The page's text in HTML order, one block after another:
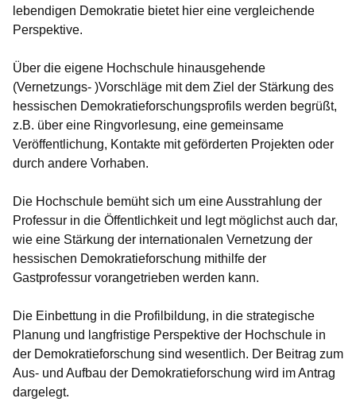
lebendigen Demokratie bietet hier eine vergleichende
Perspektive.
Über die eigene Hochschule hinausgehende
(Vernetzungs- )Vorschläge mit dem Ziel der Stärkung des
hessischen Demokratieforschungsprofils werden begrüßt,
z.B. über eine Ringvorlesung, eine gemeinsame
Veröffentlichung, Kontakte mit geförderten Projekten oder
durch andere Vorhaben.
Die Hochschule bemüht sich um eine Ausstrahlung der
Professur in die Öffentlichkeit und legt möglichst auch dar,
wie eine Stärkung der internationalen Vernetzung der
hessischen Demokratieforschung mithilfe der
Gastprofessur vorangetrieben werden kann.
Die Einbettung in die Profilbildung, in die strategische
Planung und langfristige Perspektive der Hochschule in
der Demokratieforschung sind wesentlich. Der Beitrag zum
Aus- und Aufbau der Demokratieforschung wird im Antrag
dargelegt.